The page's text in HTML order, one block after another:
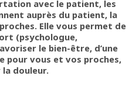
avec le patient, les
auprès du patient, la
Elle vous permet de
(psychologue,
le bien-être, d’une
vous et vos proches,
douleur.